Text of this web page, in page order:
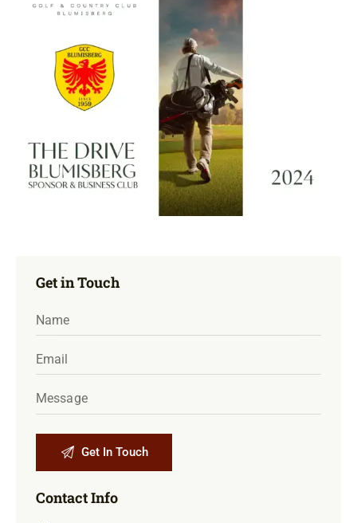
Get in Touch
lContact Info